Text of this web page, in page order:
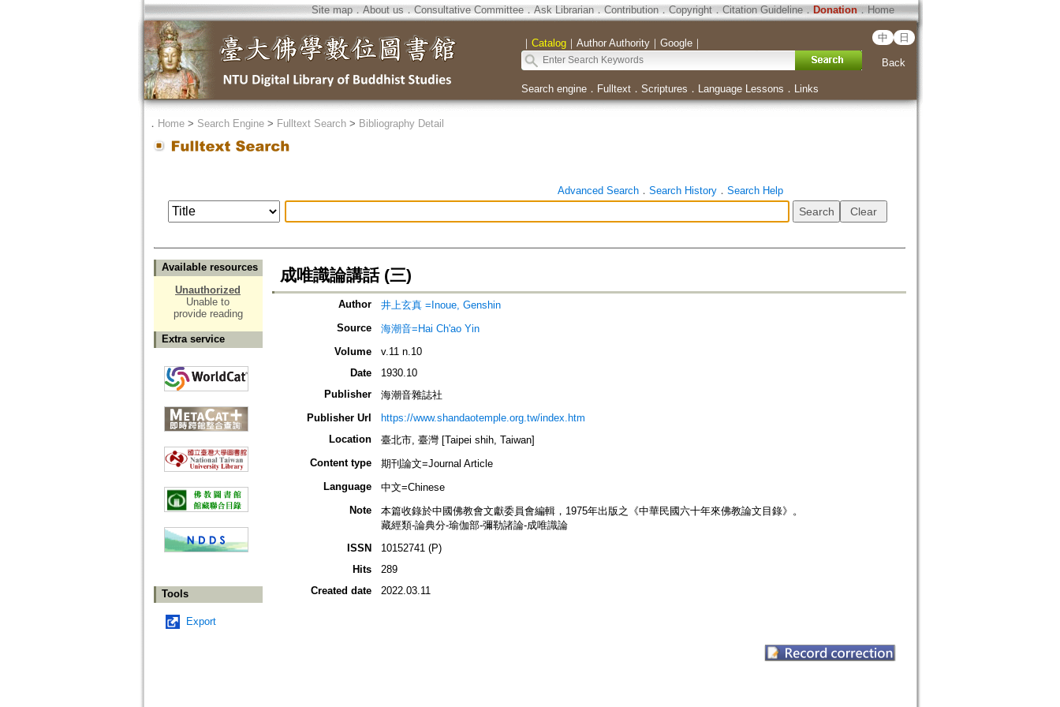
Site map．About us ． Consultative Committee． Ask Librarian． Contribution．Copyright．Citation Guideline． Donation．Home
｜ Catalog｜ Author Authority｜ Google｜ 中 日
Back
Search engine． Fulltext． Scriptures ． Language Lessons ． Links
． Home> Search Engine> Fulltext Search> Bibliography Detail
Advanced Search． Search History． Search Help
Available resources
Unauthorized
Unable to
provide reading
Extra service
Tools
Export
成唯識論講話 (三)
Author
井上玄真 =Inoue, Genshin
Source
海潮音=Hai Ch'ao Yin
Volume
v.11 n.10
Date
1930.10
Publisher
海潮音雜誌社
Publisher Url
https://www.shandaotemple.org.tw/index.htm
Location
臺北市, 臺灣 [Taipei shih, Taiwan]
Content type
期刊論文=Journal Article
Language
中文=Chinese
Note
本篇收錄於中國佛教會文獻委員會編輯，1975年出版之《中華民國六十年來佛教論文目錄》。
藏經類-論典分-瑜伽部-彌勒諸論-成唯識論
ISSN
10152741 (P)
Hits
289
Created date
2022.03.11